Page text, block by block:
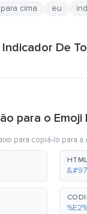
cima eu
De
para o
para copiá-lo para